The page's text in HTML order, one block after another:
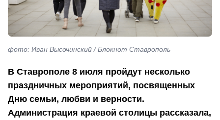
фото: Иван Высочинский / Блокнот Ставрополь
В Ставрополе 8 июля пройдут несколько
праздничных мероприятий, посвященных
Дню семьи, любви и верности.
Администрация краевой столицы рассказала,